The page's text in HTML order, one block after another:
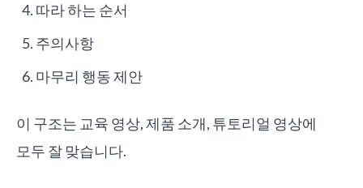
따라 하는 순서
주의사항
마무리 행동 제안
이 구조는 교육 영상, 제품 소개, 튜토리얼 영상에
모두 잘 맞습니다.